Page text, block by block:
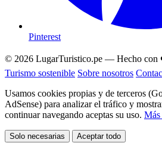
Pinterest
© 2026 LugarTuristico.pe — Hecho
Turismo sostenible Sobre nosotros
Usamos cookies propias y de terceros
AdSense) para analizar el tráfico y
continuar navegando aceptas su uso.
Solo necesarias Aceptar todo